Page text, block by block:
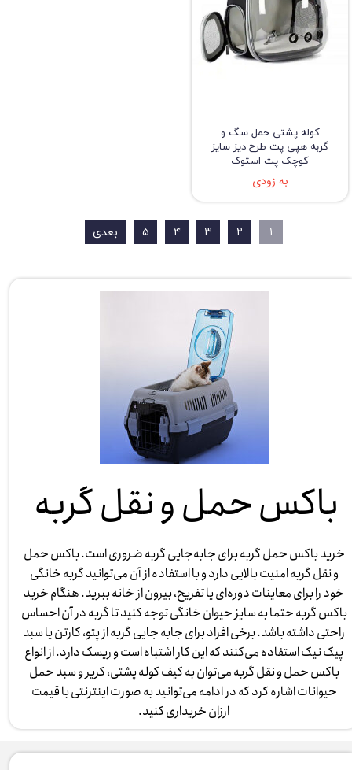
کوله پشتی حمل سگ و
گربه هپی پت طرح دیز سایز
کوچک پت استوک
به زودی
۱ ۲ ۳ ۴ ۵ بعدی
باکس حمل و نقل گربه
خرید باکس حمل گربه برای جابه‌جایی گربه ضروری است. باکس حمل
و نقل گربه امنیت بالایی دارد و با استفاده از آن می‌توانید گربه خانگی
خود را برای معاینات دوره‌ای یا تفریح، بیرون از خانه ببرید. هنگام خرید
باکس گربه حتما به سایز حیوان خانگی توجه کنید تا گربه در آن احساس
راحتی داشته باشد. برخی افراد برای جابه جایی گربه از پتو، کارتن یا سبد
پیک نیک استفاده می‌کنند که این کار اشتباه است و ریسک دارد. از انواع
باکس حمل و نقل گربه می‌توان به کیف کوله پشتی، کریر و سبد حمل
حیوانات اشاره کرد که در ادامه می‌توانید به صورت اینترنتی با قیمت
ارزان خریداری کنید.​​​​​​​